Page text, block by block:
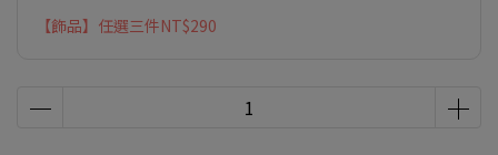
【飾品】任選三件NT$290